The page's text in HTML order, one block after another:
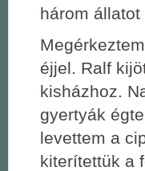
három
éjjel. Ralf
kisházhoz.
gyertyák
levettem a
kiterítettük a